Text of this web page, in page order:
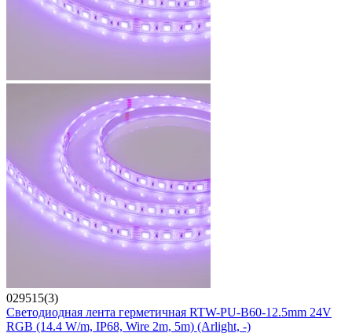
029515(3)
Светодиодная лента герметичная RTW-PU-B60-12.5mm 24V
RGB (14.4 W/m, IP68, Wire 2m, 5m) (Arlight, -)